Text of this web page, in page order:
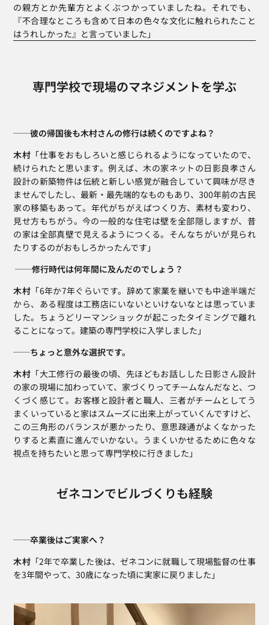
の親方とか先輩方とよくぶつかっていましたね。それでも、
『不合理なところも含めて日本の色々な文化に触れられたこと
はうれしかった』と言っていました」
専門学校で現場のマネジメントを学ぶ
──彼の帰国後も木村さんの修行は続くのですよね？
木村 「仕事をおもしろいと感じられるようになっていたので、
続けられたと思います。例えば、木の家ネットの日影良孝さん
設計の新築物件は伝統と新しい感覚が融合していて興味が尽き
ませんでしたし、最新・最先端的なものもあり、300年前の古民
家の移築もあって。年代がちがえばつくり方、素材も変わり、
見せ方もちがう。今の一般的な住宅は壁を全部隠しますが、昔
の家は全部真壁で見えるようにつくる。そんなちがいが見られ
たりするのがおもしろかったんです」
──修行時代は何年間に及んだのでしょう？
木村 「6年か7年ぐらいです。辞めて家業を継いでも中途半端だ
から、ある程度は工務店にいないといけないなとは思っていま
した。ちょうどリーマンショックが起こったタイミングで離れ
ることになって。建築の専門学校に入学しました」
──ちょっと意外な選択です。
木村 「大工修行の最後の頃、先ほどもお話しした日影さん設計
の家の現場に加わっていて、家づくりってチームなんだなと、つ
くづく感じて。お客様と設計者と職人、三者がチームとしてう
まくいっていると家はスムーズに出来上がっていくんですけど、
この三角形のバランスが悪かったり、意思疎通がよくなかった
りすると素直に進んでいかない。うまくいかせるために色々な
視点を持ちたいと思って専門学校に行きました」
ゼネコンでビルづくりも経験
──卒業後はご実家へ？
木村「2年で卒業した後は、ゼネコンに就職して現場監督の仕事
を3年間やって、30歳になった頃に実家に戻りました」